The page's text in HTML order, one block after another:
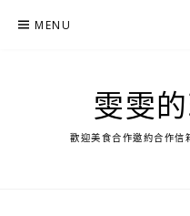
MENU
雯雯
歡迎美食合作邀約合作信